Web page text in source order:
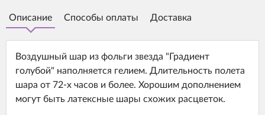
Описание Способы оплаты Доставка
Воздушный шар из фольги звезда "Градиент
голубой" наполняется гелием. Длительность полета
шара от 72-х часов и более. Хорошим дополнением
могут быть латексные шары схожих расцветок.